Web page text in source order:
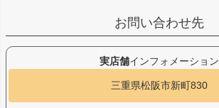
お問い合わせ先
実店舗インフォメーション
三重県松阪市新町830